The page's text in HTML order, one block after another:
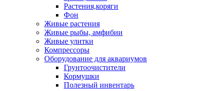
Растения,коряги
Фон
Живые растения
Живые рыбы, амфибии
Живые улитки
Компрессоры
Оборудование для аквариумов
Грунтоочистители
Кормушки
Полезный инвентарь